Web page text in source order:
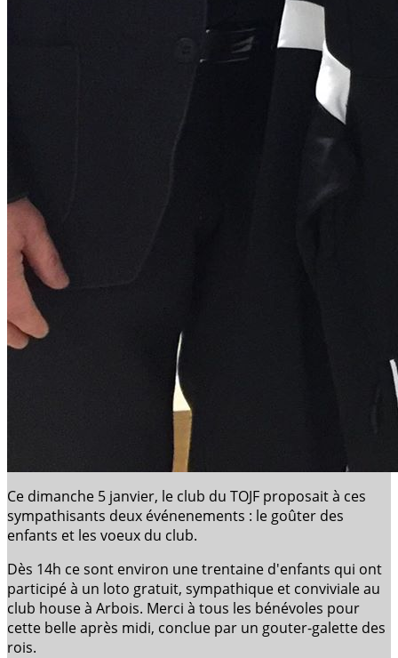
Ce dimanche 5 janvier, le club du TOJF proposait à ces
sympathisants deux événenements : le goûter des
enfants et les voeux du club.
Dès 14h ce sont environ une trentaine d'enfants qui ont
participé à un loto gratuit, sympathique et conviviale au
club house à Arbois. Merci à tous les bénévoles pour
cette belle après midi, conclue par un gouter-galette des
rois.